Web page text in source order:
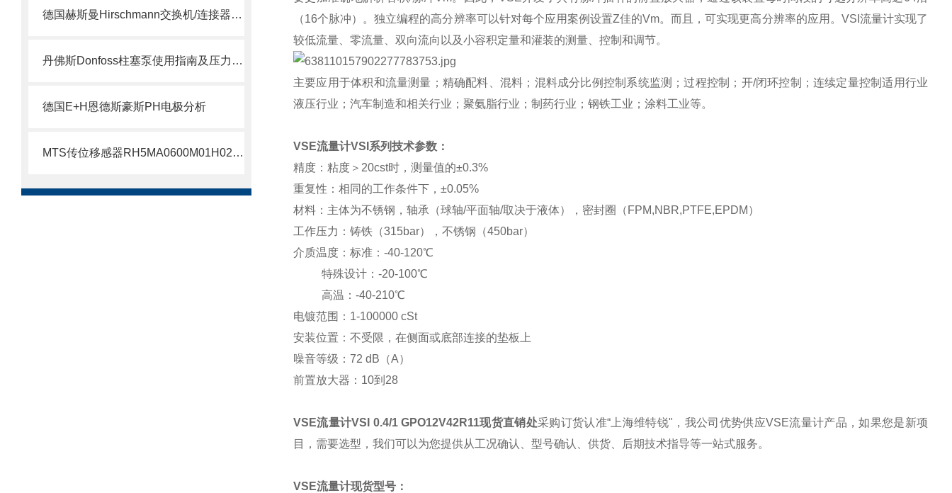
德国赫斯曼Hirschmann交换机/连接器介绍
丹佛斯Donfoss柱塞泵使用指南及压力调节教程
德国E+H恩德斯豪斯PH电极分析
MTS传位移感器RH5MA0600M01H021S1011G8现货支持
（16个脉冲）。独立编程的高分辨率可以针对每个应用案例设置Z佳的Vm。而且，可实现更高分辨率的应用。VSI流量计实现了
较低流量、零流量、双向流向以及小容积定量和灌装的测量、控制和调节。
主要应用于体积和流量测量；精确配料、混料；混料成分比例控制系统监测；过程控制；开/闭环控制；连续定量控制适用行业
液压行业；汽车制造和相关行业；聚氨脂行业；制药行业；钢铁工业；涂料工业等。
VSE流量计VSI系列技术参数：
精度：粘度＞20cst时，测量值的±0.3%
重复性：相同的工作条件下，±0.05%
材料：主体为不锈钢，轴承（球轴/平面轴/取决于液体），密封圈（FPM,NBR,PTFE,EPDM）
工作压力：铸铁（315bar），不锈钢（450bar）
介质温度：标准：-40-120℃
特殊设计：-20-100℃
高温：-40-210℃
电镀范围：1-100000 cSt
安装位置：不受限，在侧面或底部连接的垫板上
噪音等级：72 dB（A）
前置放大器：10到28
VSE流量计VSI 0.4/1 GPO12V42R11现货直销处采购订货认准“上海维特锐"，我公司优势供应VSE流量计产品，如果您是新项
目，需要选型，我们可以为您提供从工况确认、型号确认、供货、后期技术指导等一站式服务。
VSE流量计现货型号：